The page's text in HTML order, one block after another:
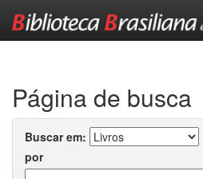
Página de busca
Buscar em:
por